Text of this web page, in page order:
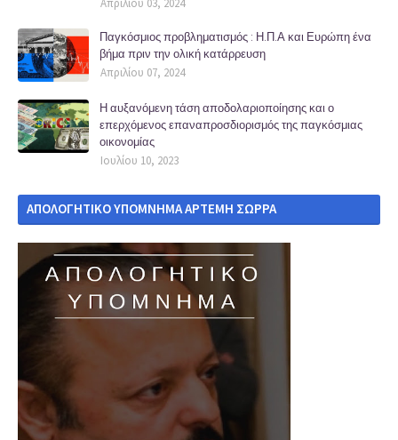
Απριλίου 03, 2024
Παγκόσμιος προβληματισμός : Η.Π.Α και Ευρώπη ένα
βήμα πριν την ολική κατάρρευση
Απριλίου 07, 2024
Η αυξανόμενη τάση αποδολαριοποίησης και ο
επερχόμενος επαναπροσδιορισμός της παγκόσμιας
οικονομίας
Ιουλίου 10, 2023
ΑΠΟΛΟΓΗΤΙΚΟ ΥΠΟΜΝΗΜΑ ΑΡΤΕΜΗ ΣΩΡΡΑ